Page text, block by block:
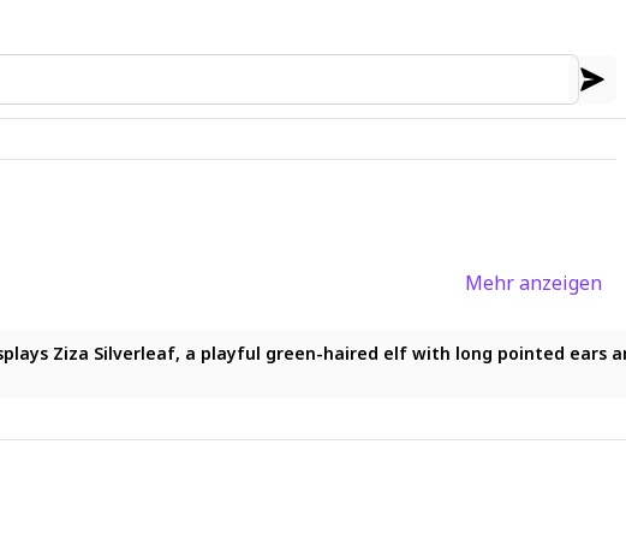
Mehr anzeigen
highlights,emerald eyes,facial mark under eye,gold lip
Ziza Silverleaf, a playful green-haired elf with long pointed